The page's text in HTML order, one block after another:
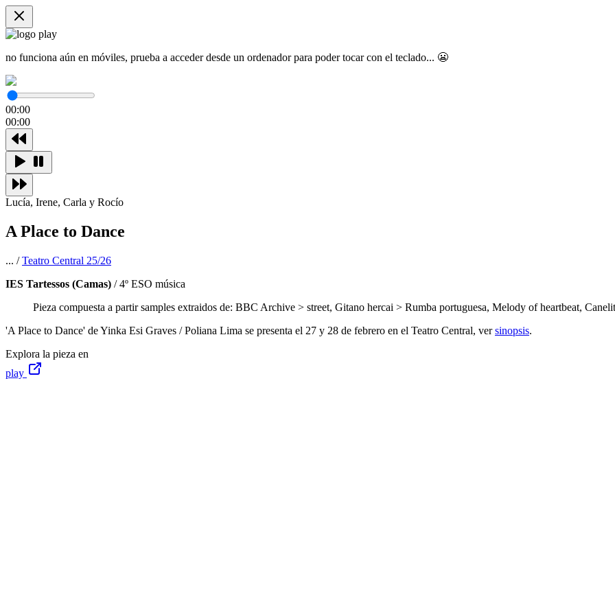
no funciona aún en móviles, prueba a acceder desde un ordenador para poder tocar con el teclado... 😬
00:00
00:00
Lucía, Irene, Carla y Rocío
A Place to Dance
... /Teatro Central 25/26
IES Tartessos (Camas) / 4º ESO música
Pieza compuesta a partir samples extraidos de: BBC Archive > street, Gitano hercai > Rumba portuguesa, Melody of heartbeat,
'A Place to Dance' de Yinka Esi Graves / Poliana Lima se presenta el 27 y 28 de febrero en el Teatro Central, versinopsis.
Explora la pieza en
play